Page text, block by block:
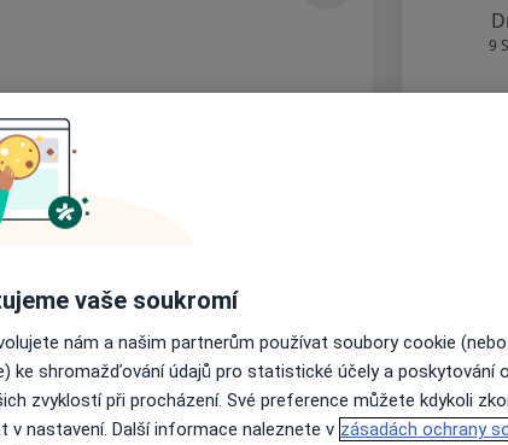
nejsou k dispozici
informace o svých službách.
9
vaše soukromí
nám a našim partnerům používat soubory cookie
ke shromažďování údajů pro statistické účely a poskytování
zvyklostí při procházení. Své preference můžete kdykoli
v nastavení. Další informace naleznete v zásadách ochrany